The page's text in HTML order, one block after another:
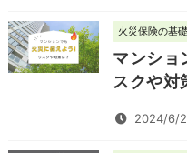
火災保険の基
マンショ
スクや対
2024/6/